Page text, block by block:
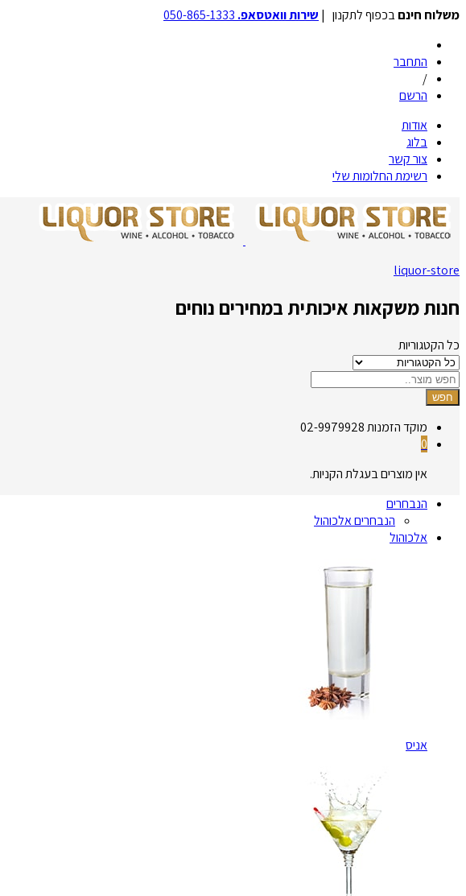
משלוח חינםבכפוף לתקנון | שירות וואטסאפ.
התחבר
/
הרשם
אודות
בלוג
צור קשר
רשימת החלומות שלי
liquor-store
חנות משקאות איכותית במחירים נוחים
כל הקטגוריות
חפש
מוקד הזמנות02-9979928
0
אין מוצרים בעגלת הקניות.
הנבחרים
הנבחרים אלכוהול
אלכוהול
אניס